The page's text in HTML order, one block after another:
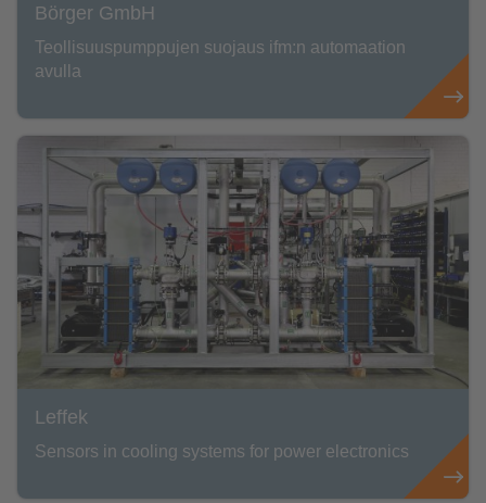
Börger GmbH
Teollisuuspumppujen suojaus ifm:n automaation
avulla
Leffek
Sensors in cooling systems for power electronics